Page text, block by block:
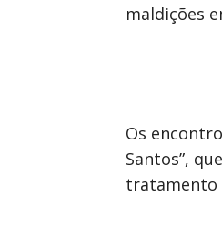
maldições
Os
Santos”,
tratamento